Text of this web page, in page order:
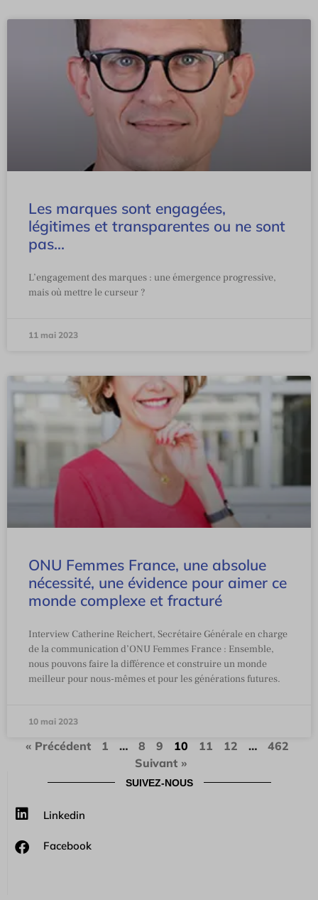
Les marques sont engagées,
légitimes et transparentes ou ne sont
pas…
L’engagement des marques : une émergence progressive,
mais où mettre le curseur ?
11 mai 2023
ONU Femmes France, une absolue
nécessité, une évidence pour aimer ce
monde complexe et fracturé
Interview Catherine Reichert, Secrétaire Générale en charge
de la communication d’ONU Femmes France : Ensemble,
nous pouvons faire la différence et construire un monde
meilleur pour nous-mêmes et pour les générations futures.
10 mai 2023
« Précédent 1 … 8 9 10 11 12 …
462
Suivant »
SUIVEZ-NOUS
Linkedin
Facebook